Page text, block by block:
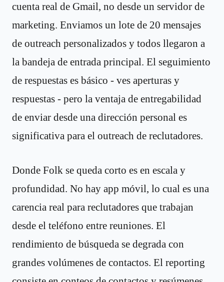
cuenta real de Gmail, no desde un servidor de
marketing. Enviamos un lote de 20 mensajes
de outreach personalizados y todos llegaron a
la bandeja de entrada principal. El seguimiento
de respuestas es básico - ves aperturas y
respuestas - pero la ventaja de entregabilidad
de enviar desde una dirección personal es
significativa para el outreach de reclutadores.
Donde Folk se queda corto es en escala y
profundidad. No hay app móvil, lo cual es una
carencia real para reclutadores que trabajan
desde el teléfono entre reuniones. El
rendimiento de búsqueda se degrada con
grandes volúmenes de contactos. El reporting